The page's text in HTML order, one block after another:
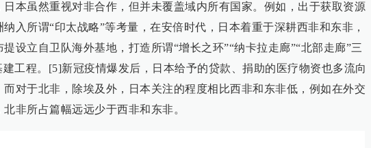
日本虽然重视对非合作，但并未覆盖域内所有国家。例如，出于获取资源
纳入所谓“印太战略”等考量，在安倍时代，日本着重于深耕西非和东非，
提设立自卫队海外基地，打造所谓“增长之环”“纳卡拉走廊”“北部走廊”三
建工程。[5]新冠疫情爆发后，日本给予的贷款、捐助的医疗物资也多流向
而对于北非，除埃及外，日本关注的程度相比西非和东非低，例如在外交
非所占篇幅远远少于西非和东非。